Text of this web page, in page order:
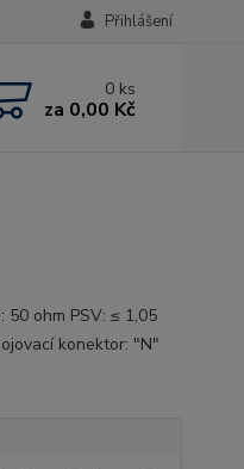
Přihlášení
0 ks
za 0,00 Kč
50 ohm PSV: ≤ 1,05
konektor: "N"